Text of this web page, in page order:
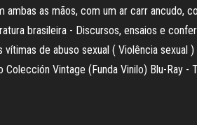
as mãos, com um ar carr ancudo,
brasileira - Discursos, ensaios e
vítimas de abuso sexual ( Violência
Colección Vintage (Funda Vinilo) Blu-